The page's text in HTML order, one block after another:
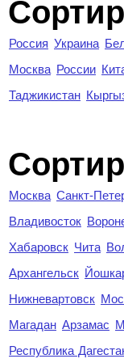
Россия Украина
Москва России
Таджикистан
Москва Санкт-
Владивосток
Хабаровск Чита
Архангельск
Нижневартовск
Магадан Арзамас
Республика